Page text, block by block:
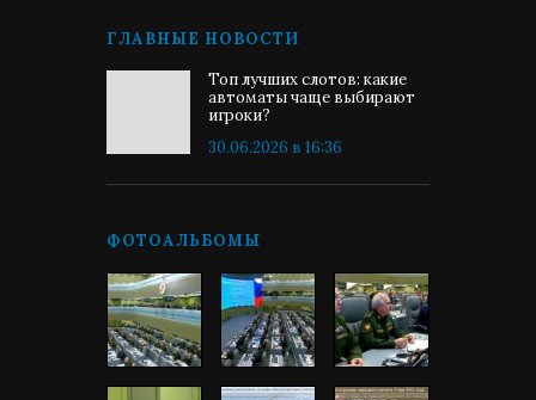
ГЛАВНЫЕ НОВОСТИ
Топ лучших слотов: какие
автоматы чаще выбирают
игроки?
30.06.2026 в 16:36
ФОТОАЛЬБОМЫ